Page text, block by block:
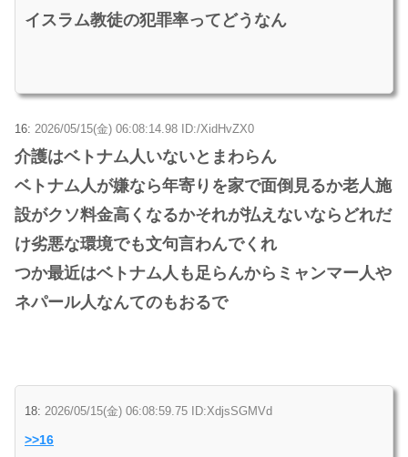
イスラム教徒の犯罪率ってどうなん
16: 2026/05/15(金) 06:08:14.98 ID:/XidHvZX0
介護はベトナム人いないとまわらん
ベトナム人が嫌なら年寄りを家で面倒見るか老人施
設がクソ料金高くなるかそれが払えないならどれだ
け劣悪な環境でも文句言わんでくれ
つか最近はベトナム人も足らんからミャンマー人や
ネパール人なんてのもおるで
18: 2026/05/15(金) 06:08:59.75 ID:XdjsSGMVd
>>16